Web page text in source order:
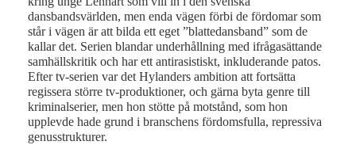
dansbandsvärlden, men enda vägen förbi de fördomar som
står i vägen är att bilda ett eget ”blattedansband” som de
kallar det. Serien blandar underhållning med ifrågasättande
samhällskritik och har ett antirasistiskt, inkluderande patos.
Efter tv-serien var det Hylanders ambition att fortsätta
regissera större tv-produktioner, och gärna byta genre till
kriminalserier, men hon stötte på motstånd, som hon
upplevde hade grund i branschens fördomsfulla, repressiva
genusstrukturer.